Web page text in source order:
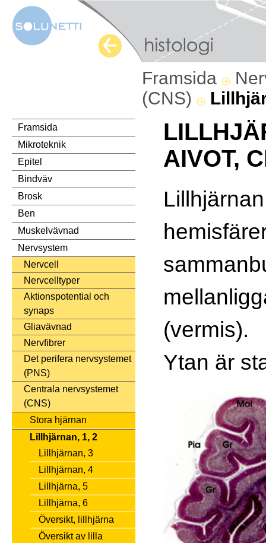
Framsida
(CNS)
Framsida
Mikroteknik
Epitel
Bindväv
Brosk
Ben
Muskelvävnad
Nervsystem
Nervcell
Nervcelltyper
Aktionspotential och
synaps
Gliavävnad
Nervfibrer
Det perifera nervsystemet
(PNS)
Centrala nervsystemet
(CNS)
Stora hjärnan
Lillhjärnan, 1, 2
Lillhjärnan, 3
Lillhjärnan, 4
Lillhjärna, 5
Lillhjärna, 6
Översikt, lillhjärna
Översikt av lilla
AIVOT,
(vermis).
Ytan är